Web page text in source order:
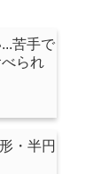
苦手で
られ
・半円